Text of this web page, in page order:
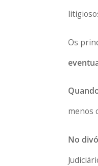
Os
menos
No